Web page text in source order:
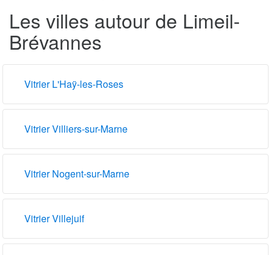
Les villes autour de Limeil-
Brévannes
Vitrier L'Haÿ-les-Roses
Vitrier Villiers-sur-Marne
Vitrier Nogent-sur-Marne
Vitrier Villejuif